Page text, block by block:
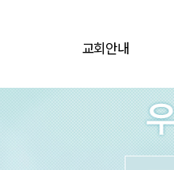
교회안내
환영인사
교회비전
교회CI